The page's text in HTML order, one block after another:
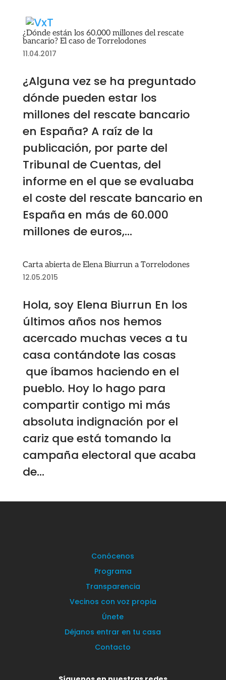
¿Dónde están los 60.000 millones del rescate
bancario? El caso de Torrelodones
11.04.2017
¿Alguna vez se ha preguntado
dónde pueden estar los
millones del rescate bancario
en España? A raíz de la
publicación, por parte del
Tribunal de Cuentas, del
informe en el que se evaluaba
el coste del rescate bancario en
España en más de 60.000
millones de euros,...
Carta abierta de Elena Biurrun a Torrelodones
12.05.2015
Hola, soy Elena Biurrun En los
últimos años nos hemos
acercado muchas veces a tu
casa contándote las cosas
que íbamos haciendo en el
pueblo. Hoy lo hago para
compartir contigo mi más
absoluta indignación por el
cariz que está tomando la
campaña electoral que acaba
de...
Conócenos
Programa
Transparencia
Vecinos con voz propia
Únete
Déjanos entrar en tu casa
Contacto